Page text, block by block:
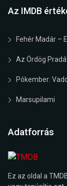
Az IMDB
Fehér Madár –
Az Ördög
Pókember:
Marsupilami
Adatforrás
Ez az oldal a